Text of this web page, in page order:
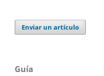
Enviar un artículo
Guía